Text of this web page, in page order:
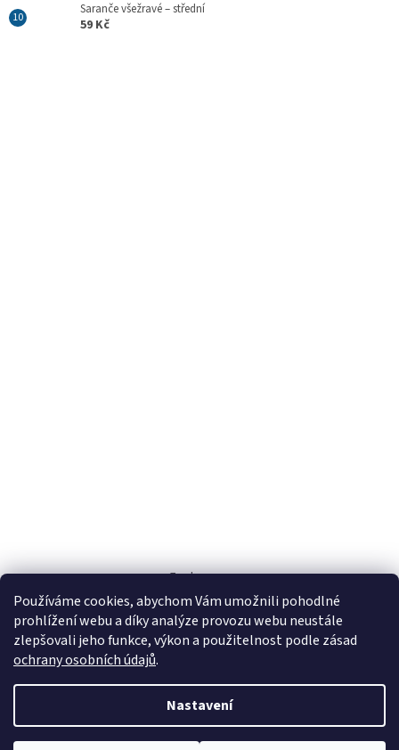
Používáme cookies, abychom Vám umožnili pohodlné
prohlížení webu a díky analýze provozu webu neustále
zlepšovali jeho funkce, výkon a použitelnost podle zásad
ochrany osobních údajů.
Nastavení
Saranče všežravé – střední
59 Kč
Zoohaus.cz
Vytvořil Shoptet
Copyright 2026eshop-zoohaus.cz. Všechna práva vyhrazena.